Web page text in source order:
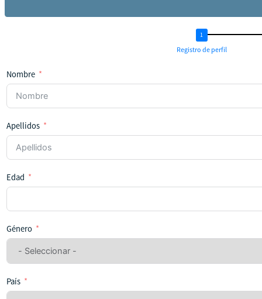
Registro de perfil
Nombre
Apellidos
Edad
Género
País